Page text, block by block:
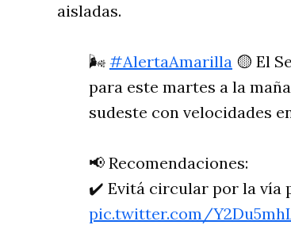
aisladas.
🌬️ #AlertaAmarilla 🟡 El
para este martes a la
sudeste con velocidades
📢 Recomendaciones:
✔️ Evitá circular por la vía
pic.twitter.com/